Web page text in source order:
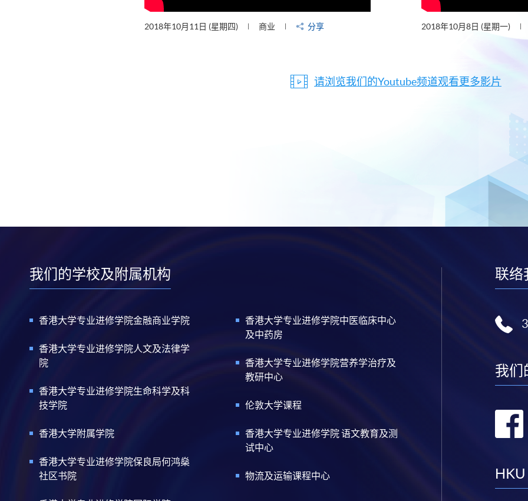
2018年10月11日 (星期四) 商业 分享 2018年10月8日 (星期一)
请浏览我们的Youtube频道观看更多影片
我们的学校及附属机构
香港大学专业进修学院金融商业学院
香港大学专业进修学院人文及法律学
院
香港大学专业进修学院生命科学及科
技学院
香港大学附属学院
香港大学专业进修学院保良局何鸿燊
社区书院
香港大学专业进修学院中医临床中心
及中药房
香港大学专业进修学院营养学治疗及
教研中心
伦敦大学课程
香港大学专业进修学院 语文教育及测
试中心
物流及运输课程中心
联络
我们
HKU